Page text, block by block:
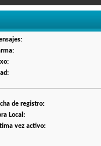
de registro:
Local:
vez activo: